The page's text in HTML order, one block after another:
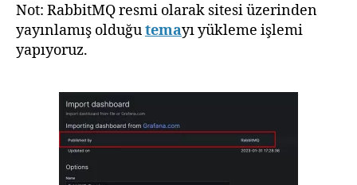
Not: RabbitMQ resmi olarak sitesi üzerinden
yayınlamış olduğutemayı yükleme işlemi
yapıyoruz.